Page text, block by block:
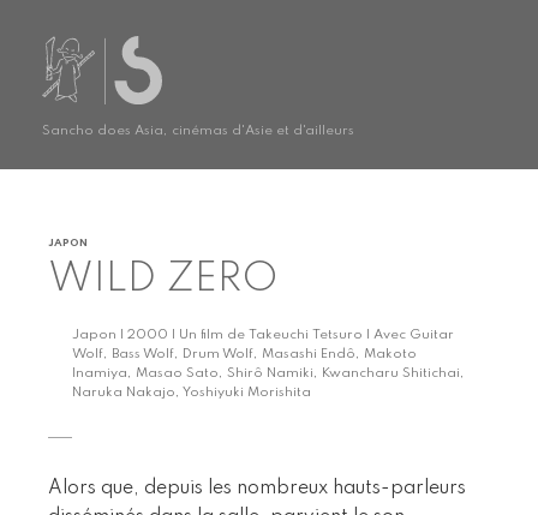
Sancho does Asia, cinémas d'Asie et d'ailleurs
JAPON
WILD ZERO
Japon | 2000 | Un film de Takeuchi Tetsuro | Avec Guitar
Wolf, Bass Wolf, Drum Wolf, Masashi Endô, Makoto
Inamiya, Masao Sato, Shirô Namiki, Kwancharu Shitichai,
Naruka Nakajo, Yoshiyuki Morishita
Alors que, depuis les nombreux hauts-parleurs